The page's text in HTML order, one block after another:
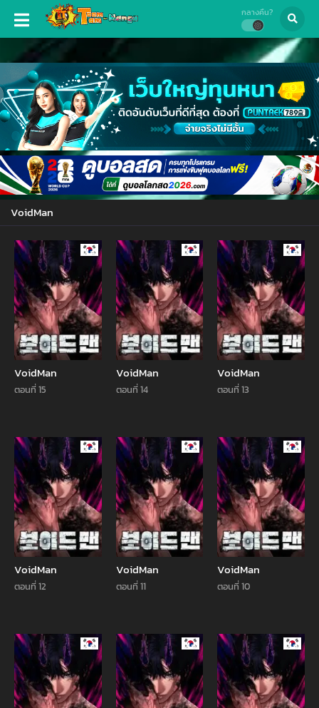
กลางคืน?
VoidMan
Manhwa
VoidMan
ตอนที่ 15
Manhwa
VoidMan
ตอนที่ 14
VoidMan
ตอนที่ 13
Manhwa
VoidMan
ตอนที่ 12
Manhwa
VoidMan
ตอนที่ 11
VoidMan
ตอนที่ 10
Manhwa Manhwa